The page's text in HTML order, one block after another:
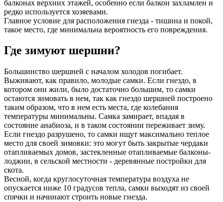
балконах верхних этажей, особенно если балкон захламлен и
редко используется хозяевами.
Главное условие для расположения гнезда - тишина и покой,
такое место, где минимальна вероятность его повреждения.
Где зимуют шершни?
Большинство шершней с началом холодов погибает.
Выживают, как правило, молодые самки. Если гнездо, в
котором они жили, было достаточно большим, то самки
остаются зимовать в нем, так как гнездо шершней построено
таким образом, что в нем есть места, где колебания
температуры минимальны. Самка замирает, впадая в
состояние анабиоза, и в таком состоянии переживает зиму.
Если гнездо разрушено, то самки ищут максимально теплое
место для своей зимовки: это могут быть закрытые чердаки
отапливаемых домов, застекленные отапливаемые балконы-
лоджии, в сельской местности - деревянные постройки для
скота.
Весной, когда круглосуточная температура воздуха не
опускается ниже 10 градусов тепла, самки выходят из своей
спячки и начинают строить новые гнезда.